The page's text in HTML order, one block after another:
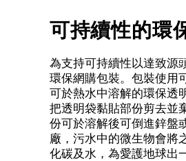
可持續性的環
為支持可持續性以達致源
環保網購包裝。包裝使用
可於熱水中溶解的環保透
把透明袋黏貼部份剪去並
份可於溶解後可倒進鋅盤
廠，污水中的微生物會將
化碳及水，為愛護地球出